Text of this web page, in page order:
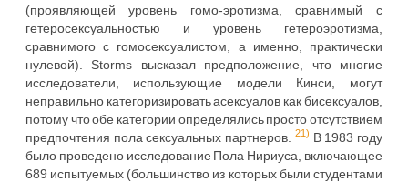
(проявляющей уровень гомо-эротизма, сравнимый с
гетеросексуальностью и уровень гетероэротизма,
сравнимого с гомосексуалистом, а именно, практически
нулевой). Storms высказал предположение, что многие
исследователи, использующие модели Кинси, могут
неправильно категоризировать асексуалов как бисексуалов,
потому что обе категории определялись просто отсутствием
предпочтения пола сексуальных партнеров.
21) В 1983 году
было проведено исследование Пола Нириуса, включающее
689 испытуемых (большинство из которых были студентами